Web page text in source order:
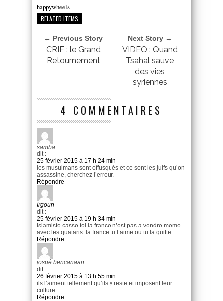
happywheels
RELATED ITEMS
← Previous Story
CRIF : le Grand
Retournement
Next Story →
VIDEO : Quand
Tsahal sauve
des vies
syriennes
4 COMMENTAIRES
samba
dit :
25 février 2015 à 17 h 24 min
les musulmans sont offusqués et ce sont les juifs qu’on
assassine, cherchez l’erreur.
Répondre
Irgoun
dit :
25 février 2015 à 19 h 34 min
Islamiste casse toi la france n’est pas a vendre meme
avec les quataris..la france tu l’aime ou tu la quitte.
Répondre
josué bencanaan
dit :
26 février 2015 à 13 h 55 min
ils l’aiment tellement qu’ils y reste et imposent leur
culture
Répondre